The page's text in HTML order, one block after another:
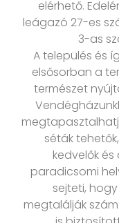
elérhető.
leágazó 27-es
3-as
A település és
elsősorban a
természet
séták
kedvelők
paradicsomi
sejteti,
megtalálják